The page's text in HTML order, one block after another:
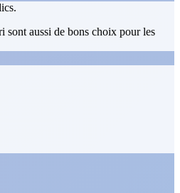
sont aussi de bons choix pour les